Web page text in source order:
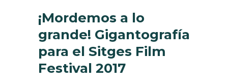
¡Mordemos a lo
grande! Gigantografía
para el Sitges Film
Festival 2017